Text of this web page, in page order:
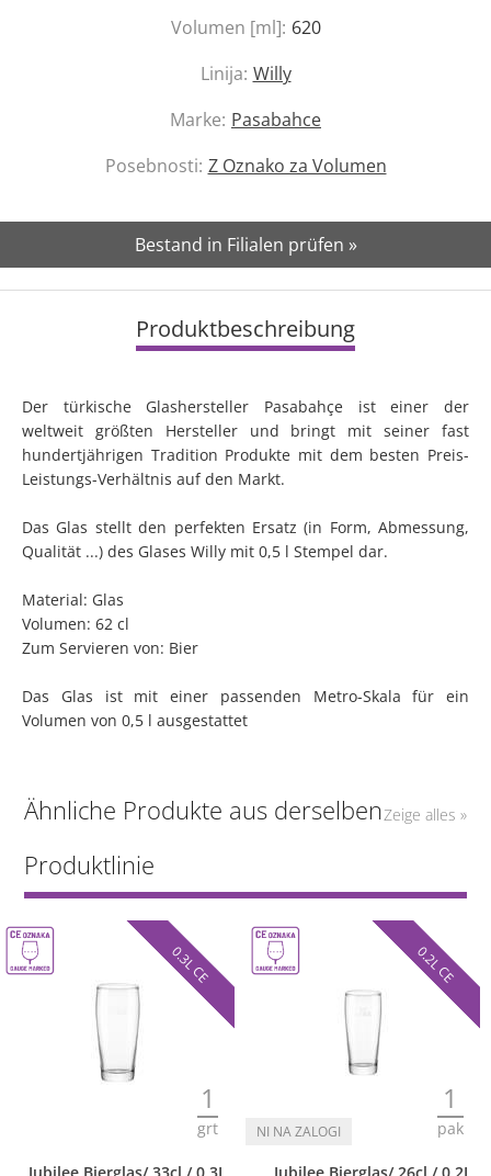
Volumen [ml]: 620
Linija: Willy
Marke: Pasabahce
Posebnosti: Z Oznako za Volumen
Bestand in Filialen prüfen »
Produktbeschreibung
Der türkische Glashersteller Pasabahçe ist einer der
weltweit größten Hersteller und bringt mit seiner fast
hundertjährigen Tradition Produkte mit dem besten Preis-
Leistungs-Verhältnis auf den Markt.
Das Glas stellt den perfekten Ersatz (in Form, Abmessung,
Qualität ...) des Glases Willy mit 0,5 l Stempel dar.
Material: Glas
Volumen: 62 cl
Zum Servieren von: Bier
Das Glas ist mit einer passenden Metro-Skala für ein
Volumen von 0,5 l ausgestattet
Ähnliche Produkte aus derselben
Produktlinie
Zeige alles »
1
grt
0.3L CE
1
pak
0.2L CE